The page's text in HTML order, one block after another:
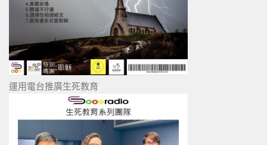
運用電台推廣生死教育